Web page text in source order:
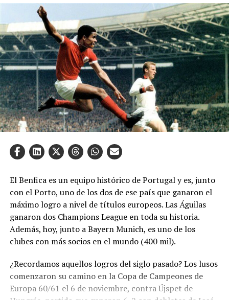
El Benfica es un equipo histórico de Portugal y es, junto
con el Porto, uno de los dos de ese país que ganaron el
máximo logro a nivel de títulos europeos. Las Águilas
ganaron dos Champions League en toda su historia.
Además, hoy, junto a Bayern Munich, es uno de los
clubes con más socios en el mundo (400 mil).
¿Recordamos aquellos logros del siglo pasado? Los lusos
comenzaron su camino en la Copa de Campeones de
Europa 60/61 el 6 de noviembre, contra Újspet de